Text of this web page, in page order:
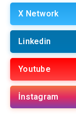
X Network
Linkedin
Youtube
İnstagram